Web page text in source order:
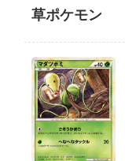
草ポケモン